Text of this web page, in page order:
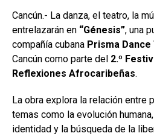
Cancún.- La danza, el teatro, la
entrelazarán en “Génesis”, una
compañía cubana Prisma
Cancún como parte del 2.º
Reflexiones Afrocaribeñas.
La obra explora la relación entre
temas como la evolución
identidad y la búsqueda de la